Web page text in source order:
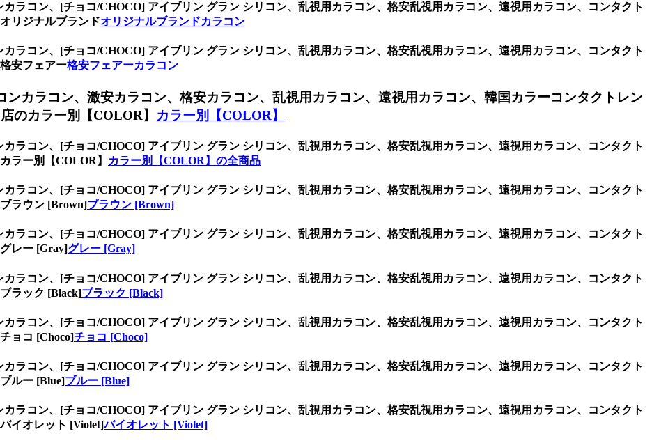
ラコン、 [チョコ/CHOCO] アイブリン グラン シリコン、乱視用カラコン、格安乱視用カラコン、遠視用カラコン、コンタクト
リジナルブランドオリジナルブランドカラコン
ラコン、 [チョコ/CHOCO] アイブリン グラン シリコン、乱視用カラコン、格安乱視用カラコン、遠視用カラコン、コンタクト
安フェアー格安フェアーカラコン
カラコン、 激安カラコン、格安カラコン、乱視用カラコン、遠視用カラコン、韓国カラーコンタクトレン
のカラー別【COLOR】 カラー別【COLOR】
ラコン、 [チョコ/CHOCO] アイブリン グラン シリコン、乱視用カラコン、格安乱視用カラコン、遠視用カラコン、コンタクト
ラー別【COLOR】
カラー別【COLOR】の全商品
ラコン、 [チョコ/CHOCO] アイブリン グラン シリコン、乱視用カラコン、格安乱視用カラコン、遠視用カラコン、コンタクト
ラウン [Brown]ブラウン [Brown]
ラコン、 [チョコ/CHOCO] アイブリン グラン シリコン、乱視用カラコン、格安乱視用カラコン、遠視用カラコン、コンタクト
レー [Gray]グレー [Gray]
ラコン、 [チョコ/CHOCO] アイブリン グラン シリコン、乱視用カラコン、格安乱視用カラコン、遠視用カラコン、コンタクト
ラック [Black]ブラック [Black]
ラコン、 [チョコ/CHOCO] アイブリン グラン シリコン、乱視用カラコン、格安乱視用カラコン、遠視用カラコン、コンタクト
ョコ [Choco]チョコ [Choco]
ラコン、 [チョコ/CHOCO] アイブリン グラン シリコン、乱視用カラコン、格安乱視用カラコン、遠視用カラコン、コンタクト
ルー [Blue]ブルー [Blue]
ラコン、
[チョコ/CHOCO] アイブリン グラン シリコン、乱視用カラコン、格安乱視用カラコン、遠視用カラコン、コンタクト
イオレット [Violet]バイオレット [Violet]